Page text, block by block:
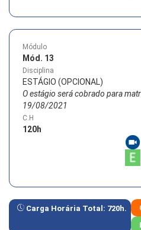
Módulo
Mód. 13
Disciplina
ESTÁGIO (OPCIONAL)
O estágio será cobrado para
19/08/2021
C.H
120h
Carga Horária Total: 720h.